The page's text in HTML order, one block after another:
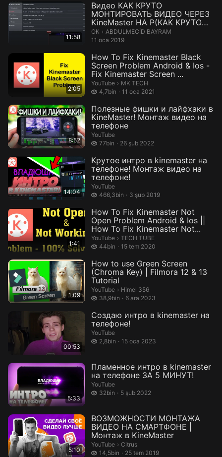
11:58
Видео КАК КРУТО
МОНТИРОВАТЬ ВИДЕО ЧЕРЕЗ
KineMaster НА Р(КАК КРУТО
МОНТИРОВАТЬ ВИДЕО Ч...
ОК › ABDULMECİD BAYRAM.
ABDULMECİD BAYRAM
11 oca 2019
2:05
How To Fix Kinemaster Black
Screen Problem Android & Ios -
Fix Kinemaster Screen ...
YouTube › MK TECH.
MK TECH
4,7bin
4,7 bin izleme11 oca 2021
8:52
Полезные фишки и лайфхаки в
KineMaster! Монтаж видео на
телефоне
YouTube
77bin
77 bin izleme26 şub 2022
14:04
Крутое интро в kinemaster на
телефоне! Монтаж видео на
телефоне!
YouTube
466,3bin
466,3 bin izleme3 şub 2019
1:41
How To Fix Kinemaster Not
Open Problem Android & Ios ||
How To Fix Kinemaster Not...
YouTube › TECH TUBE.
TECH TUBE
44bin
44 bin izleme15 tem 2020
1:09
How to use Green Screen
(Chroma Key) | Filmora 12 & 13
Tutorial
YouTube › Himel 356.
Himel 356
38,9bin
38,9 bin izleme6 ara 2023
00:53
Создаю интро в kinemaster на
телефоне!
YouTube
2,8bin
2,8 bin izleme15 oca 2023
5:33
Пламенное интро в kinemaster
на телефоне ЗА 5 МИНУТ!
YouTube
32bin
32 bin izleme5 şub 2022
5:10
ВОЗМОЖНОСТИ МОНТАЖА
ВИДЕО НА СМАРТФОНЕ |
Монтаж в KineMaster
YouTube › Citrus.
Citrus
14,5bin
14,5 bin izleme25 tem 2019